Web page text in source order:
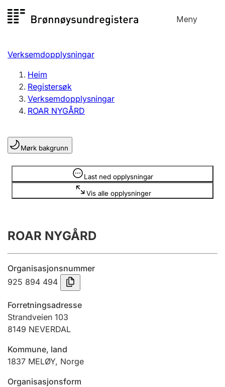
til
Meny
Registersøk
Aksjeselskap
Enkeltpersonføretak
Registrere, endre, slette
Lag og foreining
Registrere, endre, slette
Årsrekneskap
Innsending og forseinkingsgebyr
Jeger
Ektepaktrettleiaren
Verksemdopplysningar
Heim
Registersøk
Verksemdopplysningar
ROAR NYGÅRD
Mørk bakgrunn
Last ned opplysningar
Vis alle opplysninger
Opplysninger er skjult
ROAR NYGÅRD
Organisasjonsnummer
925 894 494
Forretningsadresse
Strandveien 103
8149 NEVERDAL
Kommune, land
1837 MELØY, Norge
Organisasjonsform